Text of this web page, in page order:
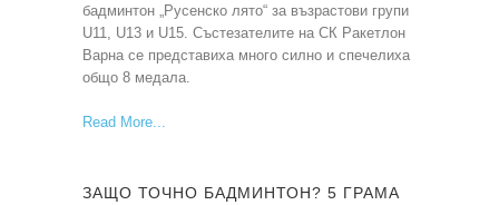
бадминтон „Русенско лято“ за възрастови групи
U11, U13 и U15. Състезателите на СК Ракетлон
Варна се представиха много силно и спечелиха
общо 8 медала.
Read More
ЗАЩО ТОЧНО БАДМИНТОН? 5 ГРАМА